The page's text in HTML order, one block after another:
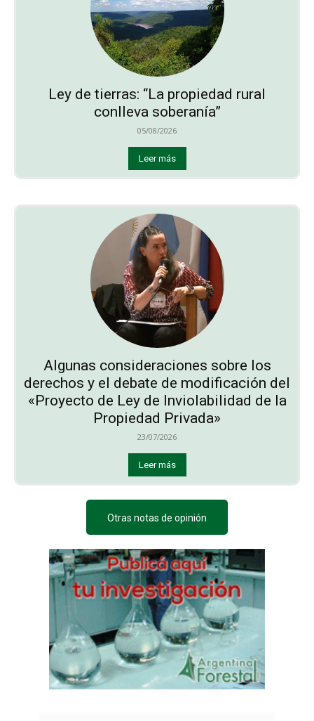
Ley de tierras: “La propiedad rural
conlleva soberanía”
05/08/2026
Leer más
Algunas consideraciones sobre los
derechos y el debate de modificación del
«Proyecto de Ley de Inviolabilidad de la
Propiedad Privada»
23/07/2026
Leer más
Otras notas de opinión